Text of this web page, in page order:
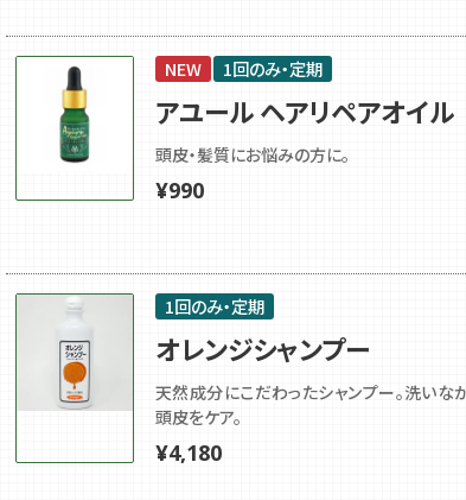
NEW 1回のみ・定期
アユール ヘアリペアオイル
頭皮・髪質にお悩みの方に。
¥990
1回のみ・定期
オレンジシャンプー
天然成分にこだわったシャンプー。洗いな
頭皮をケア。
¥4,180